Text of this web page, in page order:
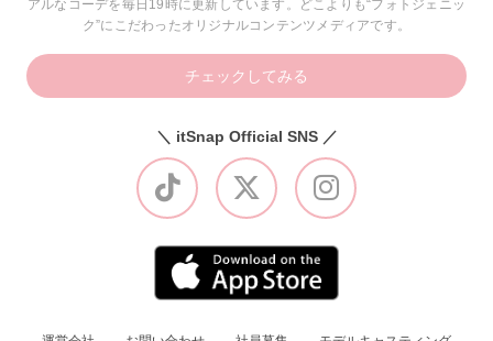
アルなコーデを毎日19時に更新しています。どこよりも“フォトジェニッ
ク”にこだわったオリジナルコンテンツメディアです。
チェックしてみる
＼ itSnap Official SNS ／